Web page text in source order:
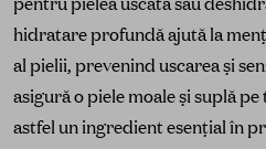
hidratare profundă ajută la
al pielii, prevenind uscarea și
asigură o piele moale și suplă
astfel un ingredient esențial în